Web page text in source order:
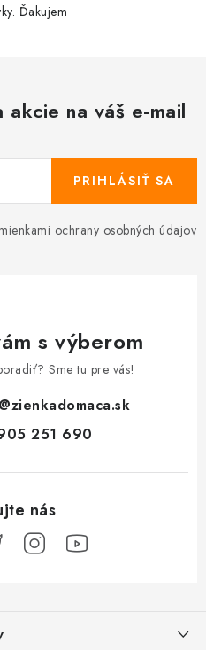
Ďakujem
na váš e-mail
ochrany osobných údajov
PRIHLÁSIŤ SA
s výberom
Sme tu pre vás!
@zienkadomaca.sk
251 690